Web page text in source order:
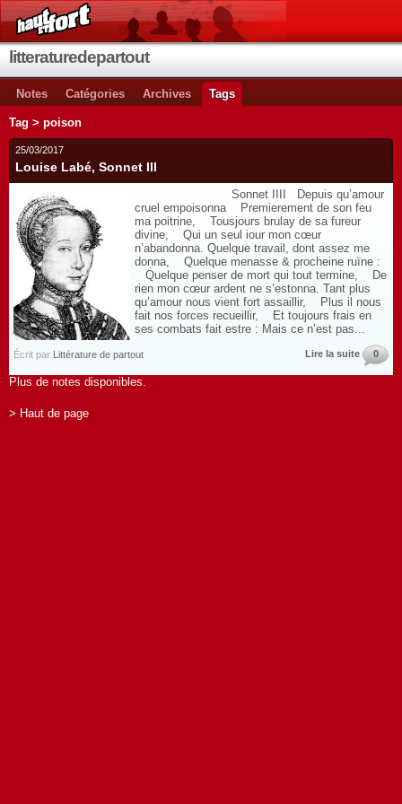
litteraturedepartout
Notes Catégories Archives Tags
Tag > poison
25/03/2017
Louise Labé, Sonnet III
Sonnet IIII Depuis qu’amour
cruel empoisonna Premierement de son feu
ma poitrine, Tousjours brulay de sa fureur
divine, Qui un seul iour mon cœur
n’abandonna. Quelque travail, dont assez me
donna, Quelque menasse & procheine ruïne :
Quelque penser de mort qui tout termine, De
rien mon cœur ardent ne s’estonna. Tant plus
qu’amour nous vient fort assaillir, Plus il nous
fait nos forces recueillir, Et toujours frais en
ses combats fait estre : Mais ce n’est pas...
Écrit par Littérature de partout Lire la suite 0
Plus de notes disponibles.
> Haut de page